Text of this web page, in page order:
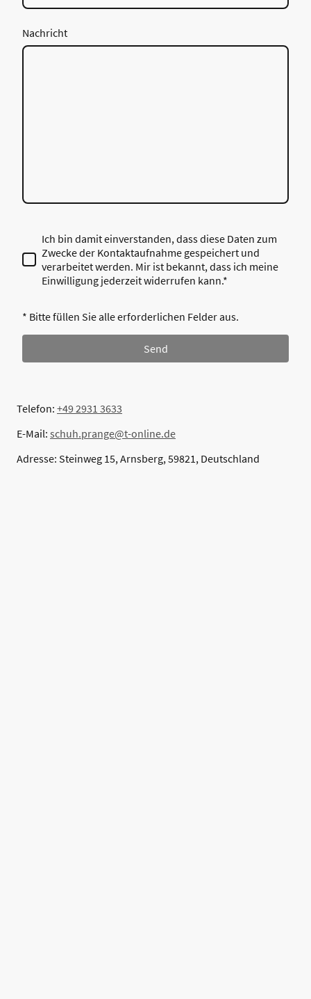
Nachricht
Ich bin damit einverstanden, dass diese Daten zum
Zwecke der Kontaktaufnahme gespeichert und
verarbeitet werden. Mir ist bekannt, dass ich meine
Einwilligung jederzeit widerrufen kann.*
* Bitte füllen Sie alle erforderlichen Felder aus.
Send
Telefon: +49 2931 3633
E-Mail: schuh.prange@t-online.de
Adresse: Steinweg 15, Arnsberg, 59821, Deutschland